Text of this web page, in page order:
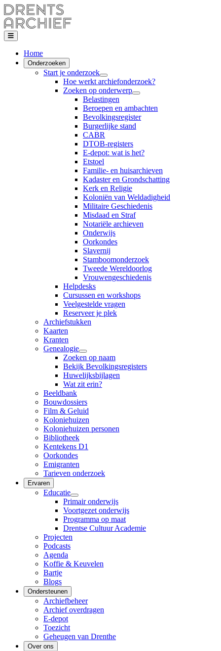
Home
Onderzoeken
Start je onderzoek
Hoe werkt archiefonderzoek?
Zoeken op onderwerp
Belastingen
Beroepen en ambachten
Bevolkingsregister
Burgerlijke stand
CABR
DTOB-registers
E-depot: wat is het?
Etstoel
Familie- en huisarchieven
Kadaster en Grondschatting
Kerk en Religie
Koloniën van Weldadigheid
Militaire Geschiedenis
Misdaad en Straf
Notariële archieven
Onderwijs
Oorkondes
Slavernij
Stamboomonderzoek
Tweede Wereldoorlog
Vrouwengeschiedenis
Helpdesks
Cursussen en workshops
Veelgestelde vragen
Reserveer je plek
Archiefstukken
Kaarten
Kranten
Genealogie
Zoeken op naam
Bekijk Bevolkingsregisters
Huwelijksbijlagen
Wat zit erin?
Beeldbank
Bouwdossiers
Film & Geluid
Koloniehuizen
Koloniehuizen personen
Bibliotheek
Kentekens D1
Oorkondes
Emigranten
Tarieven onderzoek
Ervaren
Educatie
Primair onderwijs
Voortgezet onderwijs
Programma op maat
Drentse Cultuur Academie
Projecten
Podcasts
Agenda
Koffie & Keuvelen
Bartje
Blogs
Ondersteunen
Archiefbeheer
Archief overdragen
E-depot
Toezicht
Geheugen van Drenthe
Over ons